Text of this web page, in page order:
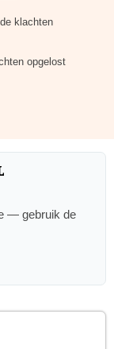
klachten
opgelost
— gebruik de